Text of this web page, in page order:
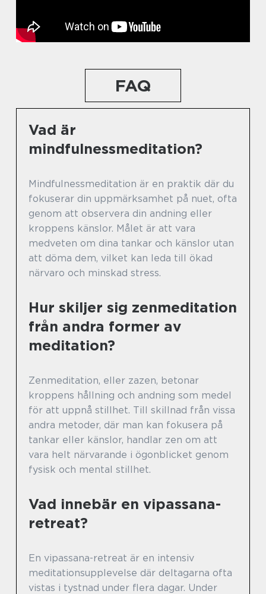
FAQ
Vad är
mindfulnessmeditation?
Mindfulnessmeditation är en praktik där du
fokuserar din uppmärksamhet på nuet, ofta
genom att observera din andning eller
kroppens känslor. Målet är att vara
medveten om dina tankar och känslor utan
att döma dem, vilket kan leda till ökad
närvaro och minskad stress.
Hur skiljer sig zenmeditation
från andra former av
meditation?
Zenmeditation, eller zazen, betonar
kroppens hållning och andning som medel
för att uppnå stillhet. Till skillnad från vissa
andra metoder, där man kan fokusera på
tankar eller känslor, handlar zen om att
vara helt närvarande i ögonblicket genom
fysisk och mental stillhet.
Vad innebär en vipassana-
retreat?
En vipassana-retreat är en intensiv
meditationsupplevelse där deltagarna ofta
vistas i tystnad under flera dagar. Under